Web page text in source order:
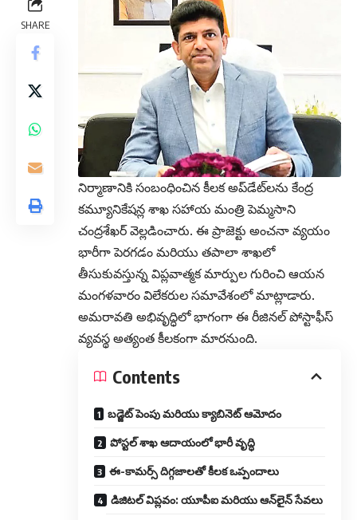
SHARE
నిర్మాణానికి సంబంధించిన కీలక అప్‌డేట్‌లను కేంద్ర
కమ్యూనికేషన్ల శాఖ సహాయ మంత్రి పెమ్మసాని
చంద్రశేఖర్ వెల్లడించారు. ఈ ప్రాజెక్టు అంచనా వ్యయం
భారీగా పెరగడం మరియు తపాలా శాఖలో
తీసుకువస్తున్న విప్లవాత్మక మార్పుల గురించి ఆయన
మంగళవారం విలేకరుల సమావేశంలో మాట్లాడారు.
అమరావతి అభివృద్ధిలో భాగంగా ఈ రీజినల్ పోస్టాఫీస్
వ్యవస్థ అత్యంత కీలకంగా మారనుంది.
Contents
బడ్జెట్ పెంపు మరియు క్యాబినెట్ ఆమోదం
పోస్టల్ శాఖ ఆదాయంలో భారీ వృద్ధి
ఈ-కామర్స్ దిగ్గజాలతో కీలక ఒప్పందాలు
డిజిటల్ విప్లవం: యూపీఐ మరియు ఆన్‌లైన్ సేవలు